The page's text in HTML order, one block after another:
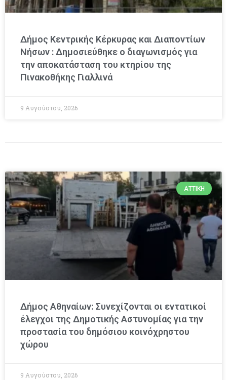
Δήμος Κεντρικής Κέρκυρας και Διαποντίων
Νήσων : Δημοσιεύθηκε ο διαγωνισμός για
την αποκατάσταση του κτηρίου της
Πινακοθήκης Γιαλλινά
9 Αυγούστου, 2026
ΑΤΤΙΚΉ
Δήμος Αθηναίων: Συνεχίζονται οι εντατικοί
έλεγχοι της Δημοτικής Αστυνομίας για την
προστασία του δημόσιου κοινόχρηστου
χώρου
9 Αυγούστου, 2026